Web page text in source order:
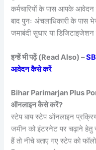
कर्मचारियों के पास आपके आवेदन
बाद पुनः अंचलाधिकारी के
जमाबंदी सुधार या
इन्हें भी पढ़ें (Read Also) –
आवेदन कैसे करें
Bihar Parimarjan Plus
ऑनलाइन कैसे करें?
स्टेप बाय स्टेप ऑनलाइन
जमीन को इंटरनेट पर चढ़ाने
हैं तो नीचे बताए गए स्टेप को